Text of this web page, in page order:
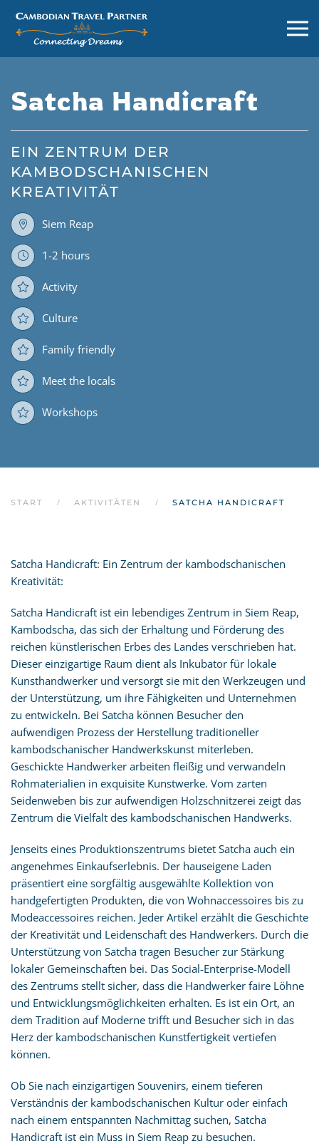
Satcha Handicraft
EIN ZENTRUM DER
KAMBODSCHANISCHEN
KREATIVITÄT
Siem Reap
1-2 hours
Activity
Culture
Family friendly
Meet the locals
Workshops
START AKTIVITÄTEN SATCHA HANDICRAFT
Satcha Handicraft: Ein Zentrum der kambodschanischen
Kreativität:
Satcha Handicraft ist ein lebendiges Zentrum in Siem Reap,
Kambodscha, das sich der Erhaltung und Förderung des
reichen künstlerischen Erbes des Landes verschrieben hat.
Dieser einzigartige Raum dient als Inkubator für lokale
Kunsthandwerker und versorgt sie mit den Werkzeugen und
der Unterstützung, um ihre Fähigkeiten und Unternehmen
zu entwickeln. Bei Satcha können Besucher den
aufwendigen Prozess der Herstellung traditioneller
kambodschanischer Handwerkskunst miterleben.
Geschickte Handwerker arbeiten fleißig und verwandeln
Rohmaterialien in exquisite Kunstwerke. Vom zarten
Seidenweben bis zur aufwendigen Holzschnitzerei zeigt das
Zentrum die Vielfalt des kambodschanischen Handwerks.
Jenseits eines Produktionszentrums bietet Satcha auch ein
angenehmes Einkaufserlebnis. Der hauseigene Laden
präsentiert eine sorgfältig ausgewählte Kollektion von
handgefertigten Produkten, die von Wohnaccessoires bis zu
Modeaccessoires reichen. Jeder Artikel erzählt die Geschichte
der Kreativität und Leidenschaft des Handwerkers. Durch die
Unterstützung von Satcha tragen Besucher zur Stärkung
lokaler Gemeinschaften bei. Das Social-Enterprise-Modell
des Zentrums stellt sicher, dass die Handwerker faire Löhne
und Entwicklungsmöglichkeiten erhalten. Es ist ein Ort, an
dem Tradition auf Moderne trifft und Besucher sich in das
Herz der kambodschanischen Kunstfertigkeit vertiefen
können.
Ob Sie nach einzigartigen Souvenirs, einem tieferen
Verständnis der kambodschanischen Kultur oder einfach
nach einem entspannten Nachmittag suchen, Satcha
Handicraft ist ein Muss in Siem Reap zu besuchen.